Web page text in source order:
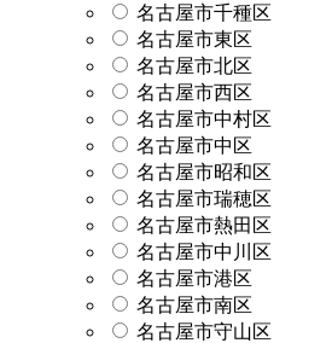
名古屋市千種区
名古屋市東区
名古屋市北区
名古屋市西区
名古屋市中村区
名古屋市中区
名古屋市昭和区
名古屋市瑞穂区
名古屋市熱田区
名古屋市中川区
名古屋市港区
名古屋市南区
名古屋市守山区